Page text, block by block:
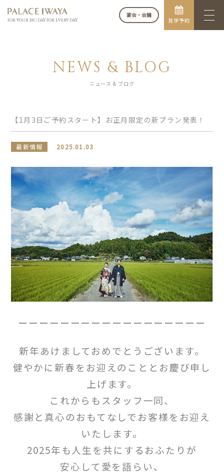
FOR YOUR BIG DAY. FOR EVERY DAY.
宴会・会議
見学予約
NEWS & BLOG
ニュース & ブログ
【1月3日ご予約スタート】お正月限定の新プラン発表！
最新情報 2025.01.03
ーーーーーーーーーーーーーーーーーー
新年あけましておめでとうございます。
健やかに新春をお迎えのこととお慶び申し
上げます。
これからもスタッフ一同、
感謝と真心のおもてなしでお客様をお迎え
いたします。
2025年も人生を共にするおふたりが
安心して愛を語らい、